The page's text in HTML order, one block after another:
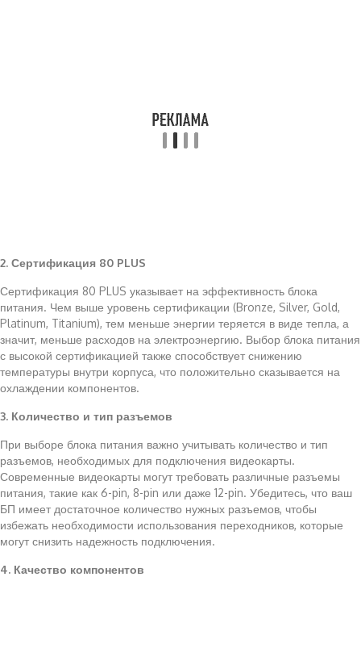
2. Сертификация 80 PLUS
Сертификация 80 PLUS указывает на эффективность блока
питания. Чем выше уровень сертификации (Bronze, Silver, Gold,
Platinum, Titanium), тем меньше энергии теряется в виде тепла, а
значит, меньше расходов на электроэнергию. Выбор блока питания
с высокой сертификацией также способствует снижению
температуры внутри корпуса, что положительно сказывается на
охлаждении компонентов.
3. Количество и тип разъемов
При выборе блока питания важно учитывать количество и тип
разъемов, необходимых для подключения видеокарты.
Современные видеокарты могут требовать различные разъемы
питания, такие как 6-pin, 8-pin или даже 12-pin. Убедитесь, что ваш
БП имеет достаточное количество нужных разъемов, чтобы
избежать необходимости использования переходников, которые
могут снизить надежность подключения.
4. Качество компонентов